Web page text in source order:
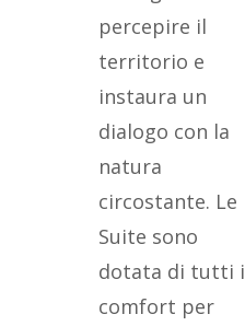
percepire il
territorio e
instaura un
dialogo con la
natura
circostante. Le
Suite sono
dotata di tutti i
comfort per